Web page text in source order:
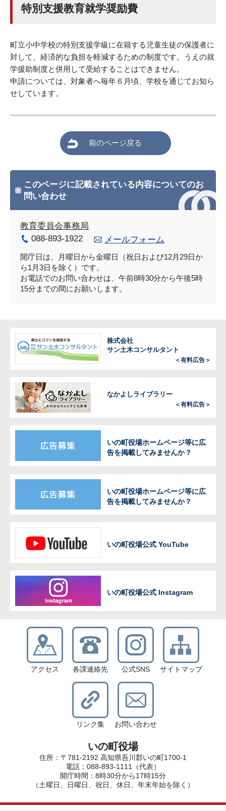
特別支援教育就学奨励費
町立小中学校の特別支援学級に在籍する児童生徒の保護者に
対して、経済的な負担を軽減するための制度です。うえの就
学援助制度と併用して受給することはできません。
申請については、対象者へ毎年６月頃、学校を通じてお知ら
せしています。
前のページ戻る
このページに記載されている内容についてのお
問い合わせ
教育委員会事務局
088-893-1922
メールフォーム
開庁日は、月曜日から金曜日（祝日および12月29日か
ら1月3日を除く）です。
お電話でのお問い合わせは、午前8時30分から午後5時
15分までの間にお願いします。
株式会社
サン土木コンサルタント
＜有料広告＞
なかよしライブラリー
＜有料広告＞
いの町役場ホームページ等に広
告を掲載してみませんか？
いの町役場ホームページ等に広
告を掲載してみませんか？
いの町役場公式 YouTube
いの町役場公式 Instagram
いの町役場
住所：〒781-2192 高知県吾川郡いの町1700-1
電話：088-893-1111（代表）
開庁時間：8時30分から17時15分
（土曜日、日曜日、祝日、休日、年末年始を除く）
アクセス 各課連絡先 公式SNS サイトマップ
リンク集 お問い合わせ